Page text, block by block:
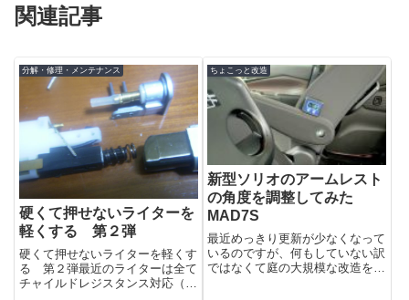
関連記事
分解・修理・メンテナンス
硬くて押せないライターを
軽くする 第２弾
硬くて押せないライターを軽くす
る 第２弾最近のライターは全て
チャイルドレジスタンス対応（い
ちょこっと改造
新型ソリオのアームレスト
の角度を調整してみた
MAD7S
最近めっきり更新が少なくなって
いるのですが、何もしていない訳
ではなくて庭の大規模な改造をや